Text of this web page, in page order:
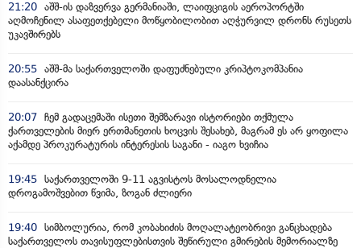
21:20 აშშ-ის დაზვერვა გერმანიაში, ლაიფციგის აეროპორტში
აღმოჩენილ ასაფეთქებელი მოწყობილობით აღჭურვილ დრონს რუსეთს
უკავშირებს
20:55 აშშ-მა საქართველოში დაფუძნებული კრიპტოკომპანია
დაასანქცირა
20:07 ჩემ გადაცემაში ისეთი შემზარავი ისტორიები თქმულა
ქართველების მიერ ერთმანეთის ხოცვის შესახებ, მაგრამ ეს არ ყოფილა
აქამდე პროკურატურის ინტერესის საგანი - იაგო ხვიჩია
19:45 საქართველოში 9-11 აგვისტოს მოსალოდნელია
დროგამოშვებით წვიმა, ზოგან ძლიერი
19:40 სიმბოლურია, რომ კობახიძის მოღალატეობრივი განცხადება
საქართველოს თავისუფლებისთვის შეწირული გმირების მემორიალზე